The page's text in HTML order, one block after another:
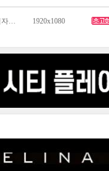
N 안젤ㄹ1나 긴급 액션대작 ( 추 적 임 무 ) 공식자막 초고화질 FHD 5.1.mkv 1920x1080